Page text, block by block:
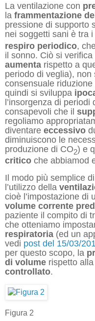
La ventilazione con
la frammentazione
pressione di supporto
nei soggetti sani è tra
respiro periodico,
il sonno. Ciò si verifica
aumenta rispetto a
periodo di veglia), non
consensuale
quindi si sviluppa
l’insorgenza di periodi
consapevoli che il
regoliamo
diventare eccessivo
diminuiscono le
produzione di CO2) e
critico che abbiamod
Il modo più semplice di
l’utilizzo della
cioè l’impostazione di
volume corrente
paziente il compito di
che otteniamo
respiratoria (ed un
vedi post del 15/03/
per questo scopo, la
di volume rispetto alla
controllato.
Figura 2